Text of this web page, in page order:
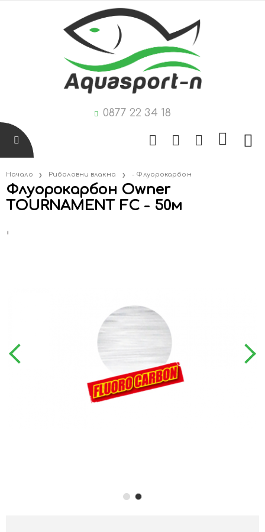
0877 22 34 18
Начало Риболовни влакна - Флуорокарбон
Флуорокарбон Owner
TOURNAMENT FC - 50м